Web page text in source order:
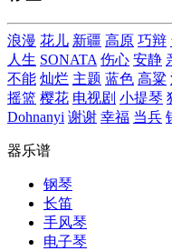
浪漫 花儿 新疆 高原 巧辩
人生 SONATA 伤心 安静
不能 灿烂 主题 蓝色 高粱
摇篮 樱花 电视剧 小提琴
Dohnanyi 谢谢 幸福 当兵
器乐谱
钢琴
长笛
手风琴
电子琴